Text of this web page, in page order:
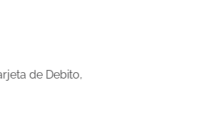
de Debito,